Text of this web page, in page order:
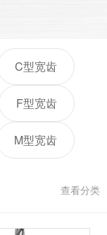
C型宽齿
F型宽齿
M型宽齿
查看分类